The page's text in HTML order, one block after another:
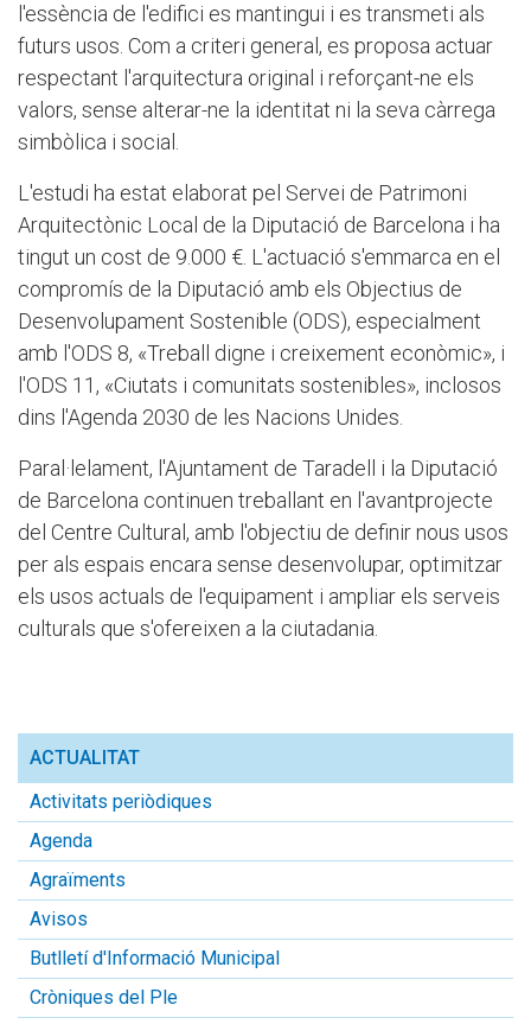
l'essència de l'edifici es mantingui i es transmeti als
futurs usos. Com a criteri general, es proposa actuar
respectant l'arquitectura original i reforçant-ne els
valors, sense alterar-ne la identitat ni la seva càrrega
simbòlica i social.
L'estudi ha estat elaborat pel Servei de Patrimoni
Arquitectònic Local de la Diputació de Barcelona i ha
tingut un cost de 9.000 €. L'actuació s'emmarca en el
compromís de la Diputació amb els Objectius de
Desenvolupament Sostenible (ODS), especialment
amb l'ODS 8, «Treball digne i creixement econòmic», i
l'ODS 11, «Ciutats i comunitats sostenibles», inclosos
dins l'Agenda 2030 de les Nacions Unides.
Paral·lelament, l'Ajuntament de Taradell i la Diputació
de Barcelona continuen treballant en l'avantprojecte
del Centre Cultural, amb l'objectiu de definir nous usos
per als espais encara sense desenvolupar, optimitzar
els usos actuals de l'equipament i ampliar els serveis
culturals que s'ofereixen a la ciutadania.
ACTUALITAT
Activitats periòdiques
Agenda
Agraïments
Avisos
Butlletí d'Informació Municipal
Cròniques del Ple